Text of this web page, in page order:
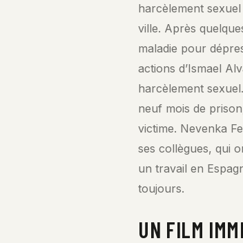
harcèlement
ville. Après
maladie pour
actions d’Ismael
harcèlement
neuf mois de
victime. Nevenka
ses collègues, qui
un travail en
toujours.
UN FILM